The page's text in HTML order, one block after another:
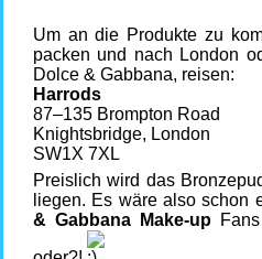
Um an die Produkte zu
packen und nach London
Dolce & Gabbana, reisen:
Harrods
87–135 Brompton Road
Knightsbridge, London
SW1X 7XL
Preislich wird das
liegen. Es wäre also schon
& Gabbana Make-upFans